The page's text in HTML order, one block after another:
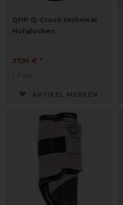
QHP Q-Cross technical
Hufglocken
37,95 € *
1 Paar
ARTIKEL MERKEN